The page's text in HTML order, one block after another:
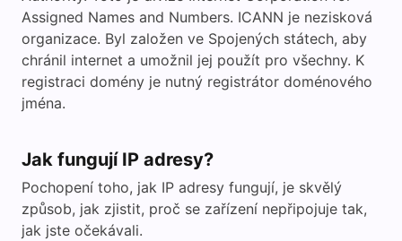
Assigned Names and Numbers. ICANN je nezisková
organizace. Byl založen ve Spojených státech, aby
chránil internet a umožnil jej použít pro všechny. K
registraci domény je nutný registrátor doménového
jména.
Jak fungují IP adresy?
Pochopení toho, jak IP adresy fungují, je skvělý
způsob, jak zjistit, proč se zařízení nepřipojuje tak,
jak jste očekávali.